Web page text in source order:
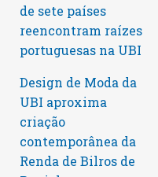
de sete países
reencontram raízes
portuguesas na UBI
Design de Moda da
UBI aproxima
criação
contemporânea da
Renda de Bilros de